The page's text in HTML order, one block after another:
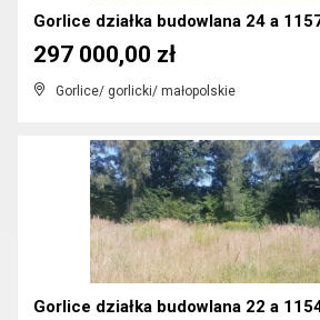
Gorlice działka budowlana 24 a
Gorlice/ gorlicki/ małopolskie
297 000,00 zł
Gorlice działka budowlana 22 a